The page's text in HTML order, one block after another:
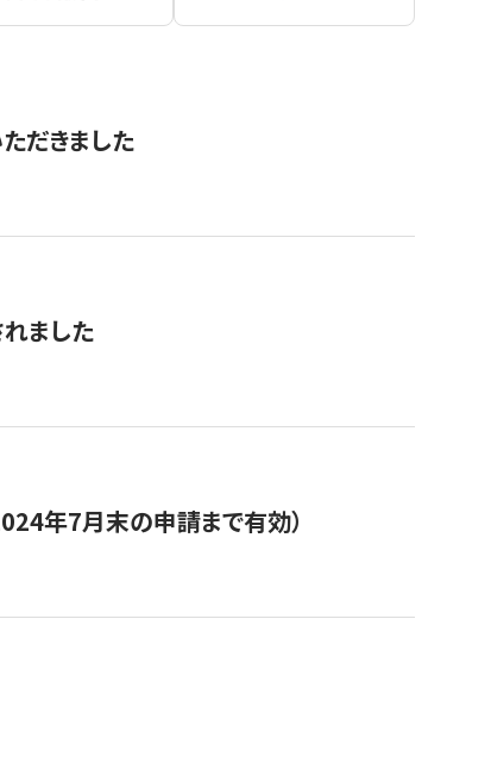
だきました
ました
年7月末の申請まで有効）